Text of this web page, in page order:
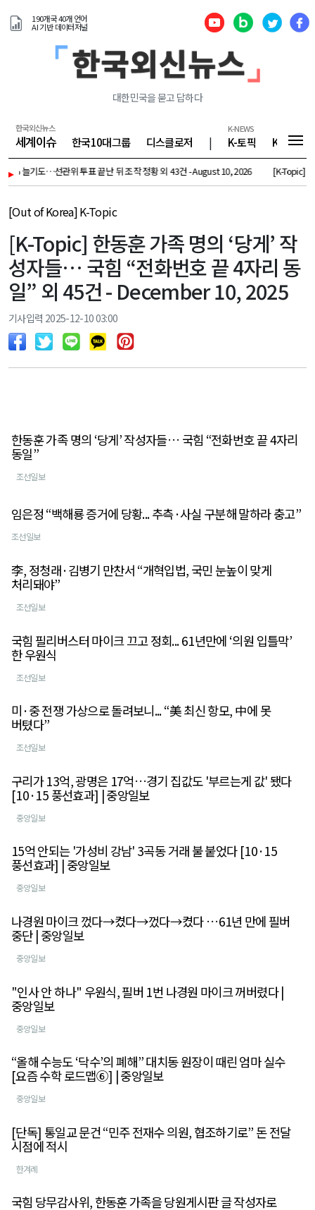
190개국 40개 언어
AI 기반 데이터저널
대한민국을 묻고 답하다
한국외신뉴스
세계이슈 한국10대그룹 디스클로저 |
K-NEWS
K-토픽 K-기업
▸…선관위 투표 끝난 뒤 조작 정황 외 43건 - August 10, 2026 [K-Topic] 세입자 있
[Out of Korea] K-Topic
[K-Topic] 한동훈 가족 명의 ‘당게’ 작
성자들… 국힘 “전화번호 끝 4자리 동
일” 외 45건 - December 10, 2025
기사입력 2025-12-10 03:00
한동훈 가족 명의 ‘당게’ 작성자들… 국힘 “전화번호 끝 4자리
동일”
조선일보
임은정 “백해룡 증거에 당황... 추측·사실 구분해 말하라 충고”
조선일보
李, 정청래·김병기 만찬서 “개혁입법, 국민 눈높이 맞게
처리돼야”
조선일보
국힘 필리버스터 마이크 끄고 정회... 61년만에 ‘의원 입틀막’
한 우원식
조선일보
미·중 전쟁 가상으로 돌려보니... “美 최신 항모, 中에 못
버텼다”
조선일보
구리가 13억, 광명은 17억…경기 집값도 '부르는게 값' 됐다
[10·15 풍선효과] | 중앙일보
중앙일보
15억 안되는 '가성비 강남' 3곡동 거래 불 붙었다 [10·15
풍선효과] | 중앙일보
중앙일보
나경원 마이크 껐다→켰다→껐다→켰다 …61년 만에 필버
중단 | 중앙일보
중앙일보
"인사 안 하나" 우원식, 필버 1번 나경원 마이크 꺼버렸다 |
중앙일보
중앙일보
“올해 수능도 ‘닥수’의 폐해” 대치동 원장이 때린 엄마 실수
[요즘 수학 로드맵⑥] | 중앙일보
중앙일보
[단독] 통일교 문건 “민주 전재수 의원, 협조하기로” 돈 전달
시점에 적시
한겨례
국힘 당무감사위, 한동훈 가족을 당원게시판 글 작성자로